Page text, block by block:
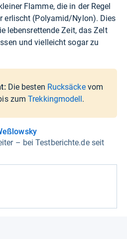
Flamme, die in der Regel
erlischt (Polyamid/Nylon). Dies
lebensrettende Zeit, das Zelt
und vielleicht sogar zu
Die besten Rucksäckevom
zumTrekkingmodell.
– bei Testberichte.de seit